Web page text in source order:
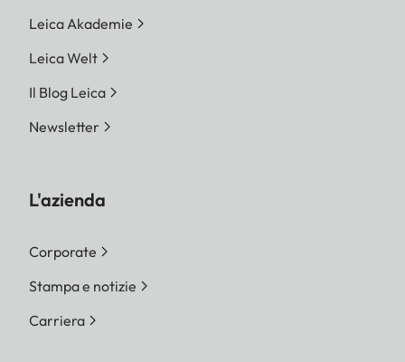
Leica Akademie
Leica Welt
Il Blog Leica
Newsletter
L'azienda
Corporate
Stampa e notizie
Carriera